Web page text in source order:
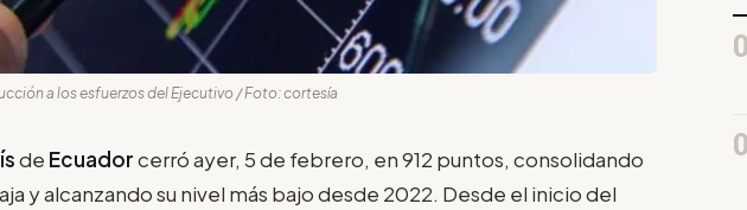
a los esfuerzos del Ejecutivo / Foto: cortesía
de Ecuadorcerró ayer, 5 de febrero, en 912 puntos, consolidando
y alcanzando su nivel más bajo desde 2022. Desde el inicio del